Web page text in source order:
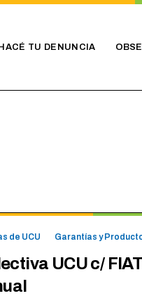
TU DENUNCIA
de UCU Garantías y
UCU c/